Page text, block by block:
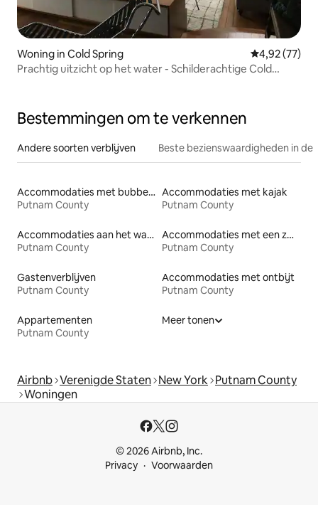
Woning in Cold Spring Gemiddelde
4,92 (77)
Prachtig uitzicht op het water - Schilderachtige Cold
Bestemmingen om te verkennen
Andere soorten verblijven Beste bezienswaardigheden in de
Accommodaties met bubbelbad
Putnam County
Accommodaties met kajak
Putnam County
Accommodaties aan het water
Putnam County
Accommodaties met een zwembad
Putnam County
Gastenverblijven
Putnam County
Accommodaties met ontbijt
Putnam County
Appartementen
Putnam County
Meer tonen
Airbnb Verenigde Staten New York Putnam County
Woningen
© 2026 Airbnb, Inc.
Privacy
Voorwaarden